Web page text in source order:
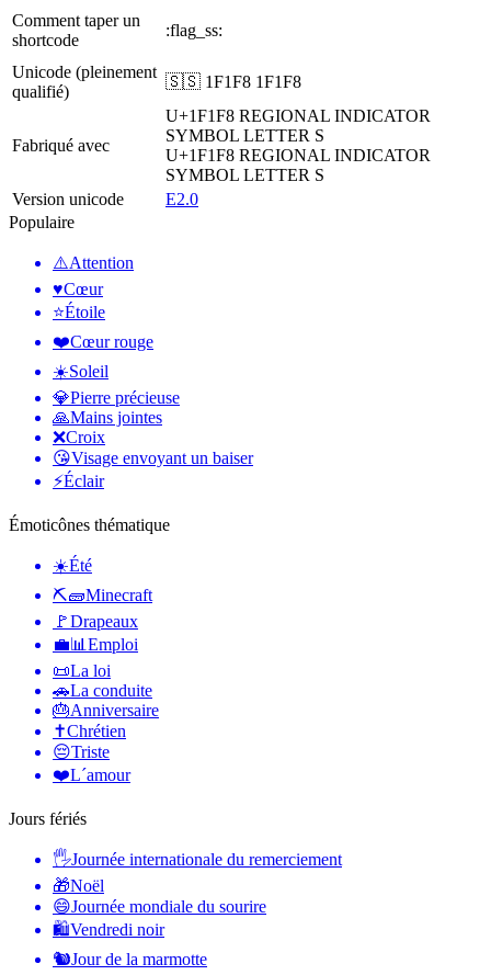
Comment taper un
shortcode
:flag_ss:
Unicode (pleinement
qualifié)
🇸🇸 1F1F8 1F1F8
Fabriqué avec
U+1F1F8 REGIONAL INDICATOR
SYMBOL LETTER S
U+1F1F8 REGIONAL INDICATOR
SYMBOL LETTER S
Version unicode
E2.0
Populaire
⚠️Attention
♥️Cœur
⭐Étoile
❤️Cœur rouge
☀️Soleil
💎Pierre précieuse
🙏Mains jointes
❌Croix
😘Visage envoyant un baiser
⚡Éclair
Émoticônes thématique
☀️Été
⛏🧱Minecraft
🚩Drapeaux
💼📊 Emploi
📜La loi
🚗La conduite
🎂Anniversaire
✝️Chrétien
😔Triste
❤️L´amour
Jours fériés
🖐Journée internationale du remerciement
🎁Noël
😄Journée mondiale du sourire
🛍Vendredi noir
🐿Jour de la marmotte